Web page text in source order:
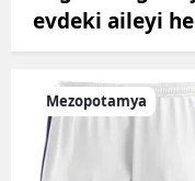
evdeki aileyi
Mezopotamya